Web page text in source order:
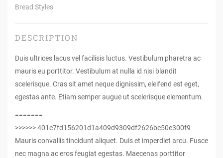
Bread Styles
DESCRIPTION
Duis ultrices lacus vel facilisis luctus. Vestibulum pharetra ac
mauris eu porttitor. Vestibulum at nulla id nisi blandit
scelerisque. Cras sit amet neque dignissim, eleifend est eget,
egestas ante. Etiam semper augue ut scelerisque elementum.
=======
>>>>>> 401e7fd156201d1a409d9309df2626be50e300f9
Mauris convallis tincidunt aliquet. Duis et imperdiet arcu. Fusce
nec magna ac eros feugiat egestas. Maecenas porttitor